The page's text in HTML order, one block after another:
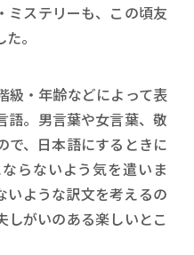
ミステリーも、この頃友
。
・年齢などによって表
語。男言葉や女言葉、敬
で、日本語にするときに
らないよう気を遣いま
いような訳文を考えるの
しがいのある楽しいとこ